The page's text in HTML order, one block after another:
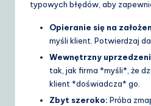
typowych błędów, aby
Opieranie się na
myśli klient. Potwierdzaj
Wewnętrzny
tak, jak firma *myśli*, że
klient *doświadcza* go.
Zbyt szeroko: Próba